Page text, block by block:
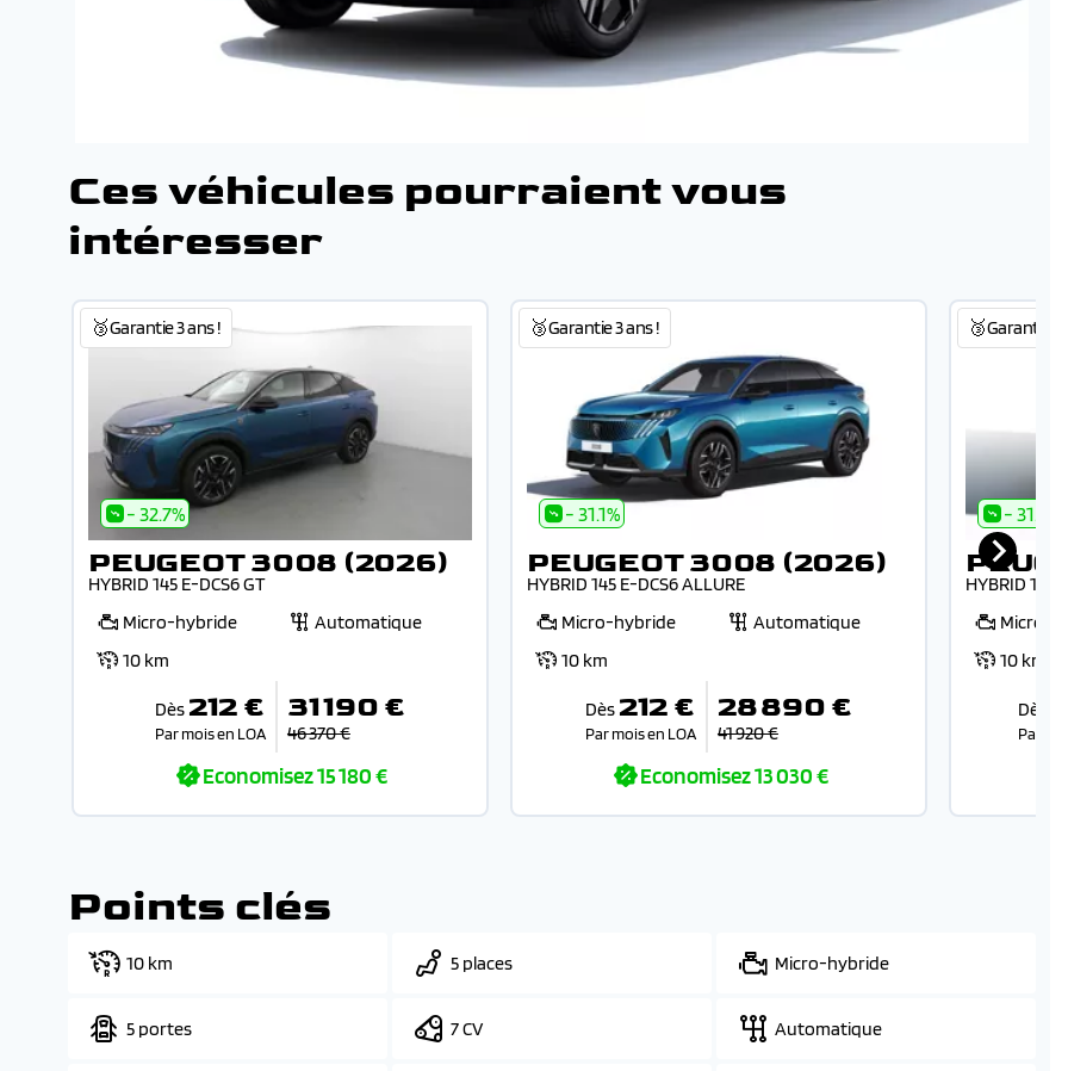
Ces véhicules pourraient vous
intéresser
🥉Garantie 3 ans !
- 32.7%
PEUGEOT 3008 (2026)
HYBRID 145 E-DCS6 GT
Micro-hybride
Automatique
10 km
Dès 212 €
Par mois en LOA
31 190 €
46 370 €
Economisez15 180 €
🥉Garantie 3 ans !
- 31.1%
PEUGEOT 3008 (2026)
HYBRID 145 E-DCS6 ALLURE
Micro-hybride
Automatique
10 km
Dès 212 €
Par mois en LOA
28 890 €
41 920 €
Economisez13 030 €
🥉Garantie 3
- 31.4%
HYBRID 145
Micro-
10 km
Dès
Par
Points clés
10 km 5 places Micro-hybride
5 portes 7 CV Automatique